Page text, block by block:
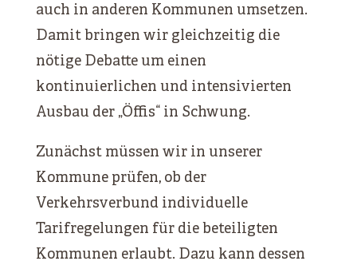
auch in anderen Kommunen umsetzen.
Damit bringen wir gleichzeitig die
nötige Debatte um einen
kontinuierlichen und intensivierten
Ausbau der „Öffis“ in Schwung.
Zunächst müssen wir in unserer
Kommune prüfen, ob der
Verkehrsverbund individuelle
Tarifregelungen für die beteiligten
Kommunen erlaubt. Dazu kann dessen